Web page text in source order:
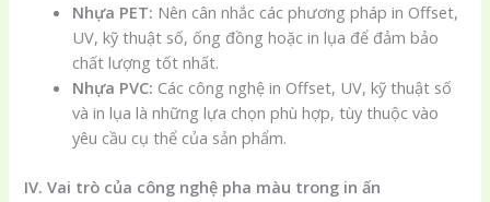
Nhựa PET: Nên cân nhắc các phương pháp in Offset,
UV, kỹ thuật số, ống đồng hoặc in lụa để đảm bảo
chất lượng tốt nhất.
Nhựa PVC: Các công nghệ in Offset, UV, kỹ thuật số
và in lụa là những lựa chọn phù hợp, tùy thuộc vào
yêu cầu cụ thể của sản phẩm.
IV. Vai trò của công nghệ pha màu trong in ấn